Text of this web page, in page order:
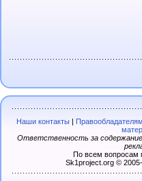
Наши контакты| Правообладателям
Ответственность за
По всем вопросам
Sk1project.org ©